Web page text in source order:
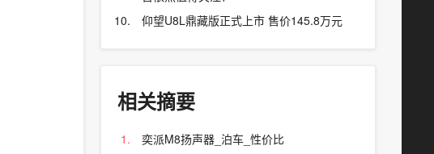
仰望U8L鼎藏版正式上市 售价145.8万元
相关摘要
奕派M8扬声器_泊车_性价比